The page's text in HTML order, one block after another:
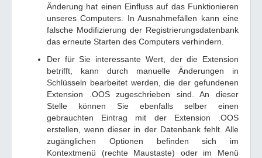
Änderung hat einen Einfluss auf das Funktionieren
unseres Computers. In Ausnahmefällen kann eine
falsche Modifizierung der Registrierungsdatenbank
das erneute Starten des Computers verhindern.
Der für Sie interessante Wert, der die Extension
betrifft, kann durch manuelle Änderungen in
Schlüsseln bearbeitet werden, die der gefundenen
Extension .OOS zugeschrieben sind. An dieser
Stelle können Sie ebenfalls selber einen
gebrauchten Eintrag mit der Extension .OOS
erstellen, wenn dieser in der Datenbank fehlt. Alle
zugänglichen Optionen befinden sich im
Kontextmenü (rechte Maustaste) oder im Menü